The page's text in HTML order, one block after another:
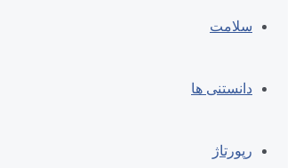
سلامت
دانستنی ها
رپورتاژ